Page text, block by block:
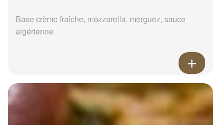
Base crème fraîche, mozzarella, merguez, sauce
algérienne